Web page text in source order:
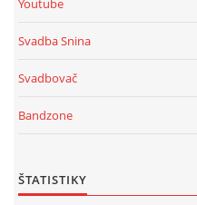
Svadba Snina
Svadbovač
Bandzone
ŠTATISTIKY